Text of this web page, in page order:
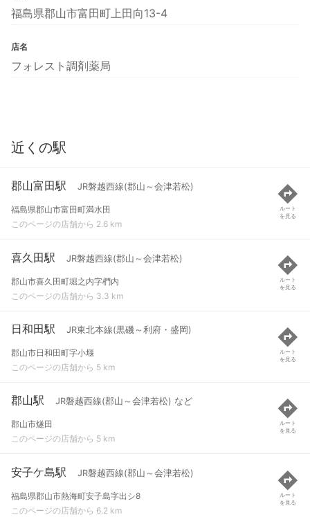
福島県郡山市富田町上田向13-4
店名
フォレスト調剤薬局
近くの駅
郡山富田駅 JR磐越西線(郡山～会津若松)
福島県郡山市富田町満水田
このページの店舗から 2.6 km
ルート
を見る
喜久田駅 JR磐越西線(郡山～会津若松)
郡山市喜久田町堀之内字椚内
このページの店舗から 3.3 km
ルート
を見る
日和田駅 JR東北本線(黒磯～利府・盛岡)
郡山市日和田町字小堰
このページの店舗から 5 km
ルート
を見る
郡山駅 JR磐越西線(郡山～会津若松) など
郡山市燧田
このページの店舗から 5 km
ルート
を見る
安子ケ島駅 JR磐越西線(郡山～会津若松)
福島県郡山市熱海町安子島字出シ8
このページの店舗から 6.2 km
ルート
を見る